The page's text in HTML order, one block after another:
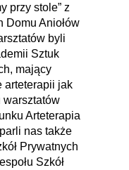
przy stole” z
Domu Aniołów
byli
Sztuk
mający
arteterapii jak
warsztatów
Arteterapia
nas także
Prywatnych
Szkół